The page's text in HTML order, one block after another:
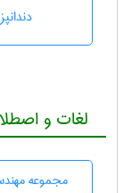
لغات و
مجموعه